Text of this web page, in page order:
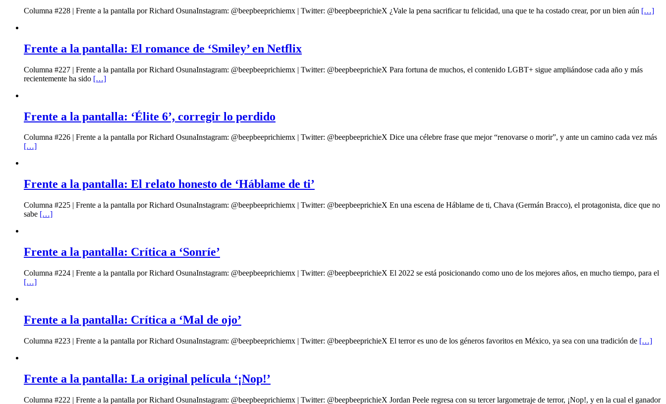
Columna #228 | Frente a la pantalla por Richard OsunaInstagram: @beepbeeprichiemx | Twitter: @beepbeeprichieX ¿Vale la pena sacrificar tu felicidad, una que te ha costado crear, por un bien aún […]
Frente a la pantalla: El romance de ‘Smiley’ en Netflix
Columna #227 | Frente a la pantalla por Richard OsunaInstagram: @beepbeeprichiemx | Twitter: @beepbeeprichieX Para fortuna de muchos, el contenido LGBT+ sigue ampliándose cada año y más
recientemente ha sido […]
Frente a la pantalla: ‘Élite 6’, corregir lo perdido
Columna #226 | Frente a la pantalla por Richard OsunaInstagram: @beepbeeprichiemx | Twitter: @beepbeeprichieX Dice una célebre frase que mejor “renovarse o morir”, y ante un camino cada vez más
[…]
Frente a la pantalla: El relato honesto de ‘Háblame de ti’
Columna #225 | Frente a la pantalla por Richard OsunaInstagram: @beepbeeprichiemx | Twitter: @beepbeeprichieX En una escena de Háblame de ti, Chava (Germán Bracco), el protagonista, dice que no
sabe […]
Frente a la pantalla: Crítica a ‘Sonríe’
Columna #224 | Frente a la pantalla por Richard OsunaInstagram: @beepbeeprichiemx | Twitter: @beepbeeprichieX El 2022 se está posicionando como uno de los mejores años, en mucho tiempo, para el
[…]
Frente a la pantalla: Crítica a ‘Mal de ojo’
Columna #223 | Frente a la pantalla por Richard OsunaInstagram: @beepbeeprichiemx | Twitter: @beepbeeprichieX El terror es uno de los géneros favoritos en México, ya sea con una tradición de […]
Frente a la pantalla: La original película ‘¡Nop!’
Columna #222 | Frente a la pantalla por Richard OsunaInstagram: @beepbeeprichiemx | Twitter: @beepbeeprichieX Jordan Peele regresa con su tercer largometraje de terror, ¡Nop!, y en la cual el ganador